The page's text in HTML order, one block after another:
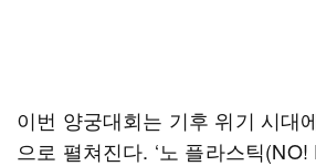
이번 양궁대회는 기후 위기 시대
으로 펼쳐진다. ‘노 플라스틱